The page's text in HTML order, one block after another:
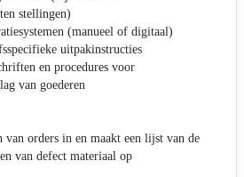
stellingen)
(manueel of digitaal)
uitpakinstructies
en procedures voor
van goederen
van orders in en maakt een lijst van de
van defect materiaal op